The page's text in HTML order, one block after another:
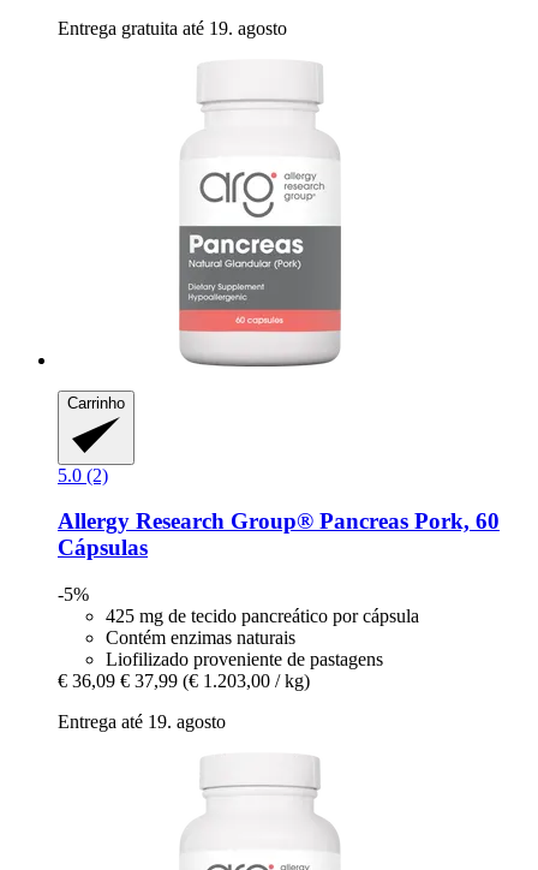
Entrega gratuita até 19. agosto
Carrinho
5.0 (2)
Allergy Research Group® Pancreas Pork, 60
Cápsulas
-5%
425 mg de tecido pancreático por cápsula
Contém enzimas naturais
Liofilizado proveniente de pastagens
€ 36,09 € 37,99 (€ 1.203,00 / kg)
Entrega até 19. agosto